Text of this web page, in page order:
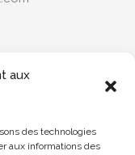
aux
des technologies
aux informations des